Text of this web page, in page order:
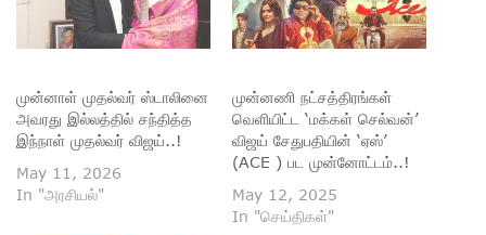
முன்னாள் முதல்வர் ஸ்டாலினை
அவரது இல்லத்தில் சந்தித்த
இந்நாள் முதல்வர் விஜய்..!
May 11, 2026
In "அரசியல்"
முன்னணி நட்சத்திரங்கள்
வெளியிட்ட ‘மக்கள் செல்வன்’
விஜய் சேதுபதியின் ‘ஏஸ்’
(ACE ) பட முன்னோட்டம்..!
May 12, 2025
In "செய்திகள்"